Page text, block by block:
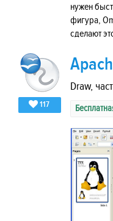
нужен
фигура,
сделают
117
Draw,